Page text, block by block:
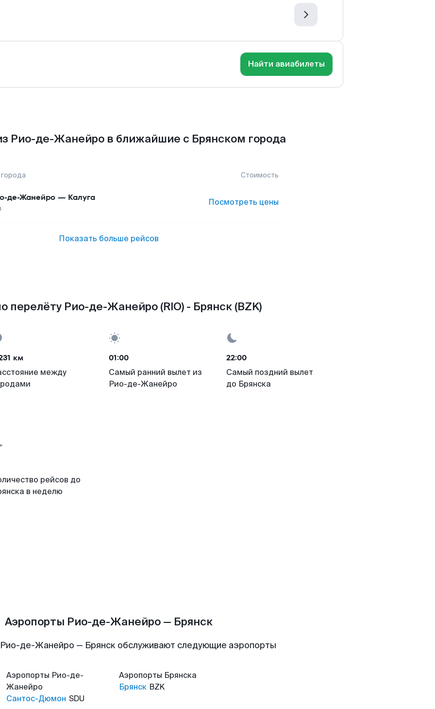
Найти авиабилеты
Рио-де-Жанейро в ближайшие с Брянском города
Стоимость
де-Жанейро — Калуга Посмотреть цены
Показать больше рейсов
перелёту Рио-де-Жанейро (RIO) - Брянск (BZK)
км
между
01:00
Самый ранний вылет из
Рио-де-Жанейро
22:00
Самый поздний вылет
до Брянска
рейсов до
в неделю
Аэропорты Рио-де-Жанейро — Брянск
де-Жанейро — Брянск обслуживают следующие аэропорты
Аэропорты Рио-де-
Жанейро
Сантос-Дюмон SDU
Аэропорты Брянска
Брянск BZK